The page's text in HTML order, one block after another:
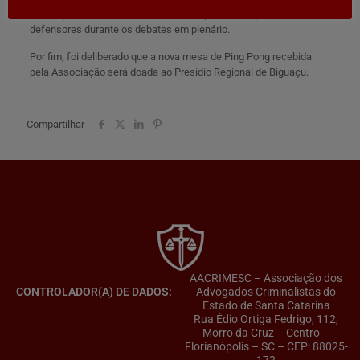
defensores durante os debates em plenário.
Por fim, foi deliberado que a nova mesa de Ping Pong recebida
pela Associação será doada ao Presídio Regional de Biguaçu.
Compartilhar
CONTROLADOR(A) DE DADOS:
AACRIMESC – Associação dos
Advogados Criminalistas do
Estado de Santa Catarina
Rua Édio Ortiga Fedrigo, 112,
Morro da Cruz – Centro –
Florianópolis – SC – CEP: 88025-